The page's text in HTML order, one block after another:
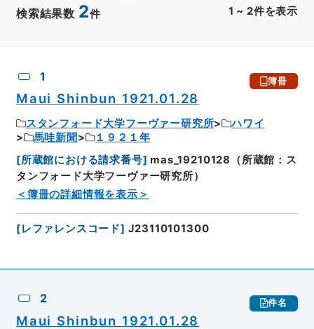
検索結果数 2件 1 ~ 2件を表示
1 簿冊
Maui Shinbun 1921.01.28
スタンフォード大学フーヴァー研究所
ハワイ
馬哇新聞
１９２１年
[所蔵館における請求番号] mas_19210128（所蔵館：ス
タンフォード大学フーヴァー研究所）
＜簿冊の詳細情報を表示＞
[レファレンスコード] J23110101300
2 件名
Maui Shinbun 1921.01.28